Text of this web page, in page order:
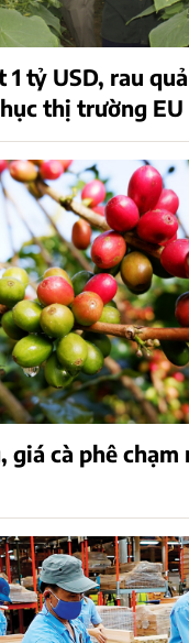
1 tỷ USD, rau
thị trường EU
giá cà phê